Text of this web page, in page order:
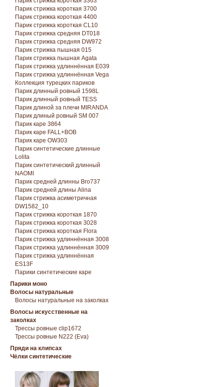
Парик стрижка короткая 3700
Парик стрижка короткая 4400
Парик стрижка короткая CL10
Парик стрижка средняя DT018
Парик стрижка средняя DW972
Парик стрижка пышная 015
Парик стрижка пышная Agata
Парик стрижка удлиннённая E039
Парик стрижка удлиннённая Vega
Коллекция турецких париков
Парик длинный ровный 1598L
Парик длинный ровный TESS
Парик длиной за плечи MIRANDA
Парик длиный ровный SM 007
Парик каре 3864
Парик каре FALL+BOB
Парик каре OW303
Парик синтетические длинные
Lolita
Парик синтетический длинный
NAOMI
Парик средней длинны Bro737
Парик средней длины Alina
Парик стрижка асиметричная
DW1582_10
Парик стрижка короткая 1870
Парик стрижка короткая 3028
Парик стрижка короткая Florа
Парик стрижка удлиннённая 3008
Парик стрижка удлиннённая 3009
Парик стрижка удлиннённая
ES13F
Парики синтетические каре
Парики моно
Волосы натуральные
Волосы натуральные на заколках
Волосы искусственные на
заколках
Трессы ровные clip1672
Трессы ровные N222 (Eva)
Пряди на клипсах
Чёлки синтетические